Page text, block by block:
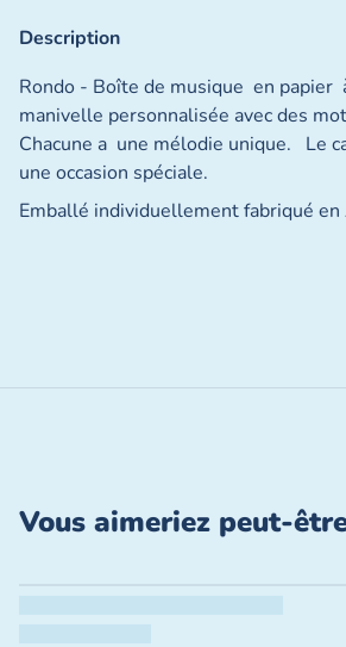
Description
Rondo - Boîte de musique en papier
manivelle personnalisée avec des
Chacune a une mélodie unique. Le
une occasion spéciale.
Emballé individuellement fabriqué
Vous aimeriez peut-